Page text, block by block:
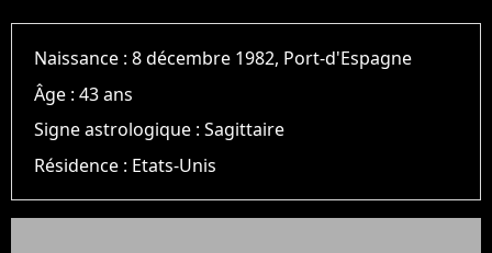
Naissance :8 décembre 1982, Port-d'Espagne
Âge :43 ans
Signe astrologique :Sagittaire
Résidence : Etats-Unis